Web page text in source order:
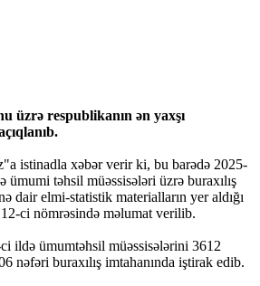
üzrə respublikanın ən yaxşı
istinadla xəbər verir ki, bu barədə 2025-
ümumi təhsil müəssisələri üzrə buraxılış
dair elmi-statistik materialların yer aldığı
ci nömrəsində məlumat verilib.
ildə ümumtəhsil müəssisələrini 3612
nəfəri buraxılış imtahanında iştirak edib.